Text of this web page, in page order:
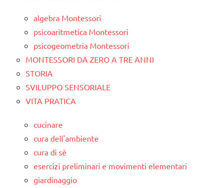
algebra Montessori
psicoaritmetica Montessori
psicogeometria Montessori
MONTESSORI DA ZERO A TRE ANNI
STORIA
SVILUPPO SENSORIALE
VITA PRATICA
cucinare
cura dell'ambiente
cura di sè
esercizi preliminari e movimenti elementari
giardinaggio